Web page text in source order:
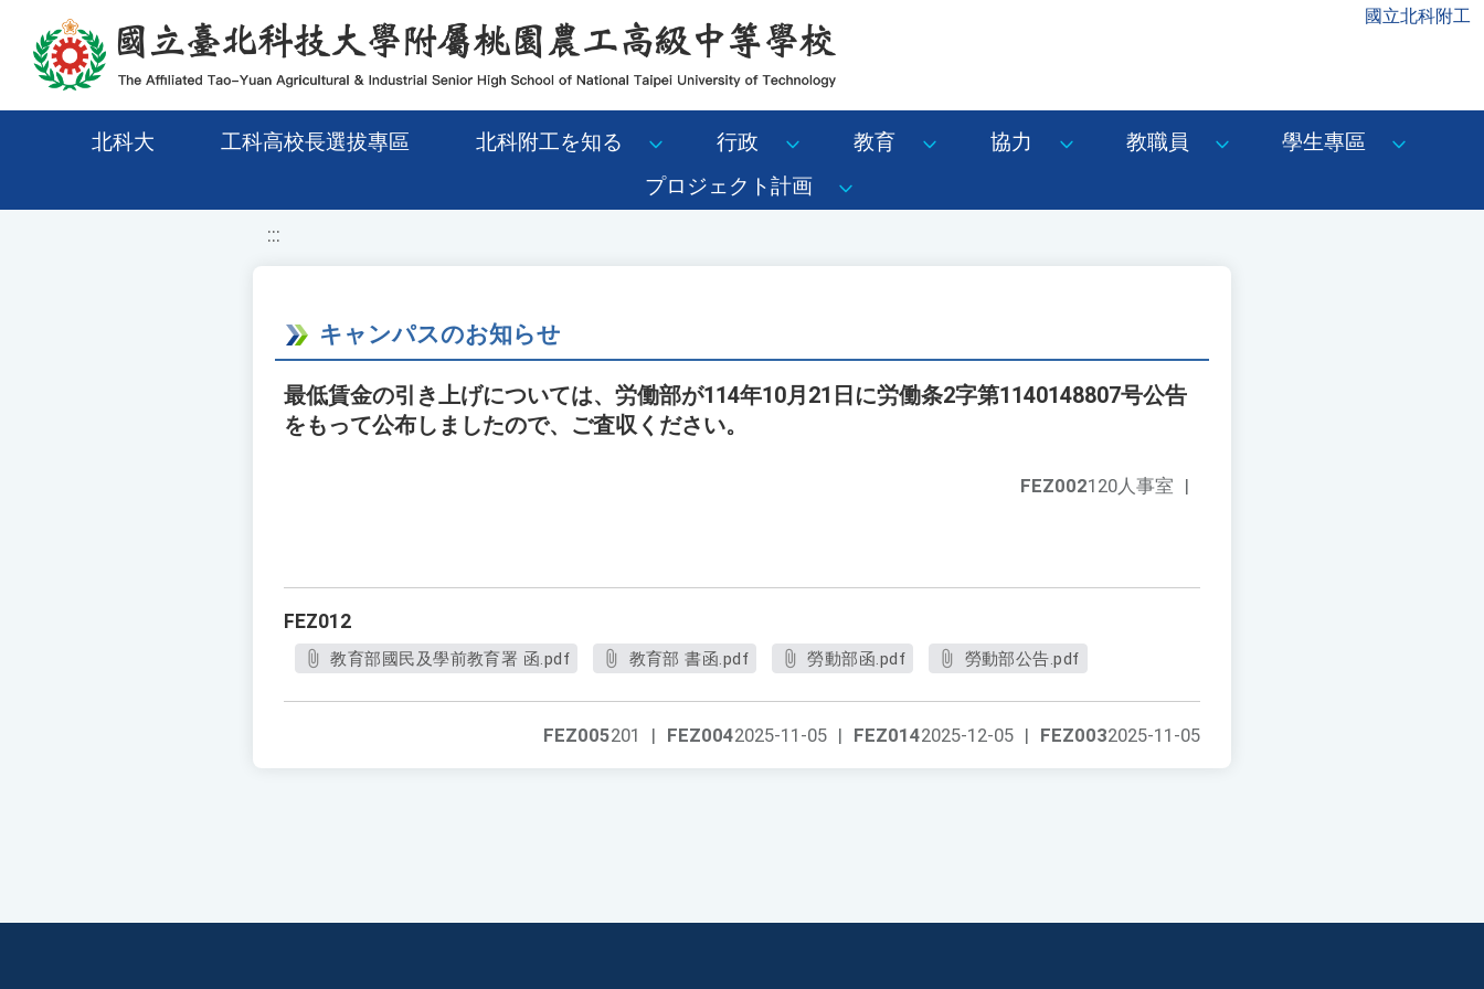
移至網頁之主要內容區位置 國立北科附工
北科大 工科高校長選拔專區 北科附工を知る 行政 教育 協力 教職員
學生專區
プロジェクト計画
:::
キャンパスのお知らせ
最低賃金の引き上げについては、労働部が114年10月21日に労働条2字第1140148807号公告
をもって公布しましたので、ご査収ください。
FEZ002120人事室 |
FEZ012
教育部國民及學前教育署 函.pdf 教育部 書函.pdf 勞動部函.pdf 勞動部公告.pdf
FEZ0032025-11-05
FEZ0142025-12-05 |
FEZ0042025-11-05 |
FEZ005201 |